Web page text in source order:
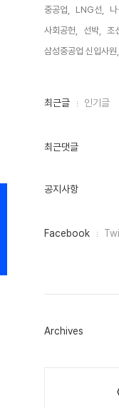
중공업,
LNG선, 나
사회공헌,
선박, 조
삼성중공업 신입사원,
최
인
최근글 인기글
최근댓글
공지사항
페
그
Facebook
Archives